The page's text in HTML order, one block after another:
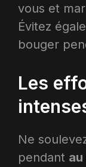
vous et
Évitez
bouger
Les
Ne
pendant